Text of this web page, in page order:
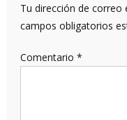
Tu dirección de correo
campos obligatorios
Comentario *